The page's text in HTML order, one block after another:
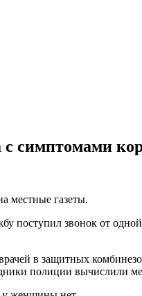
местные газеты.
поступил звонок от
в защитных
полиции вычислили